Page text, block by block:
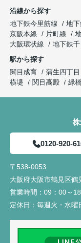
沿線から探す
地下鉄今里筋線
地
京阪本線
片町線
大阪環状線
地下鉄
駅から探す
関目成育
蒲生四丁目
横堤
関目高殿 緑橋
0120-920-
〒538-0053
大阪府大阪市鶴見区鶴
営業時間： 09：00～
定休日： 毎週火・水曜